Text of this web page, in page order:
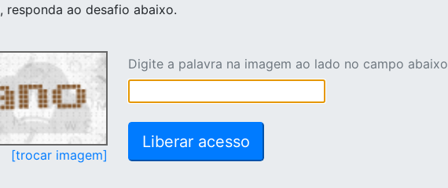
, responda ao desafio abaixo.
[trocar imagem]
Digite a palavra na imagem ao lado no campo abaixo